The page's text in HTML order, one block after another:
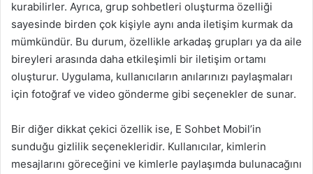
kurabilirler. Ayrıca, grup sohbetleri oluşturma özelliği
sayesinde birden çok kişiyle aynı anda iletişim kurmak da
mümkündür. Bu durum, özellikle arkadaş grupları ya da aile
bireyleri arasında daha etkileşimli bir iletişim ortamı
oluşturur. Uygulama, kullanıcıların anılarınızı paylaşmaları
için fotoğraf ve video gönderme gibi seçenekler de sunar.
Bir diğer dikkat çekici özellik ise, E Sohbet Mobil’in
sunduğu gizlilik seçenekleridir. Kullanıcılar, kimlerin
mesajlarını göreceğini ve kimlerle paylaşımda bulunacağını